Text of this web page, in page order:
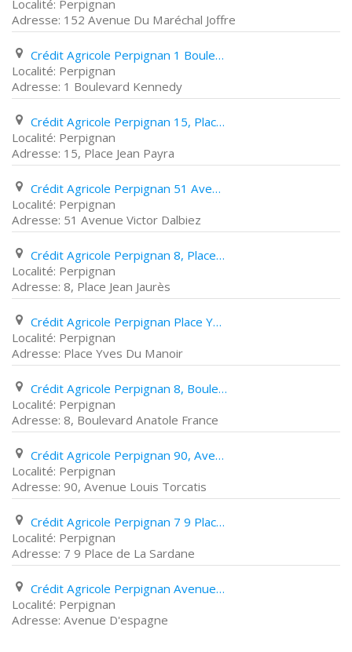
Perpignan
152 Avenue Du Maréchal Joffre
Crédit Agricole Perpignan 1 Boulevard Kennedy
Perpignan
1 Boulevard Kennedy
Crédit Agricole Perpignan 15, Place Jean Payra
Perpignan
15, Place Jean Payra
Crédit Agricole Perpignan 51 Avenue Victor Dalbiez
Perpignan
51 Avenue Victor Dalbiez
Crédit Agricole Perpignan 8, Place Jean Jaurès
Perpignan
8, Place Jean Jaurès
Crédit Agricole Perpignan Place Yves Du Manoir
Perpignan
Place Yves Du Manoir
Crédit Agricole Perpignan 8, Boulevard Anatole France
Perpignan
8, Boulevard Anatole France
Crédit Agricole Perpignan 90, Avenue Louis Torcatis
Perpignan
90, Avenue Louis Torcatis
Crédit Agricole Perpignan 7 9 Place de La Sardane
Perpignan
7 9 Place de La Sardane
Crédit Agricole Perpignan Avenue D'espagne
Perpignan
Avenue D'espagne